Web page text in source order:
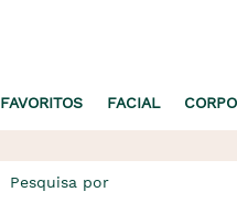
FAVORITOS FACIAL
Pesquisa por